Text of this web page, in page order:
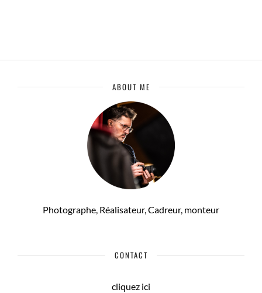
ABOUT ME
Photographe, Réalisateur, Cadreur, monteur
CONTACT
cliquez ici